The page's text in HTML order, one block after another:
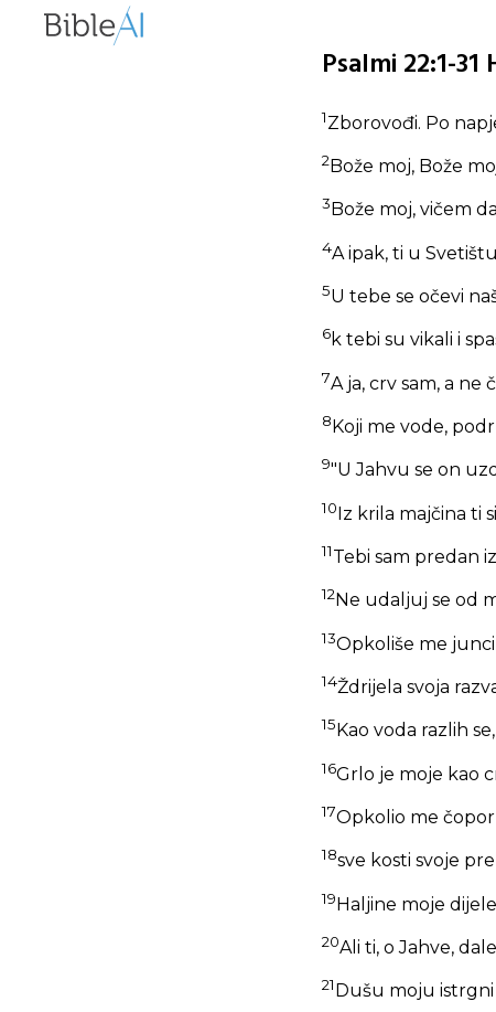
Psalmi 22:1-
1Zborovođi. Po
2 Bože moj, Bože
3 Bože moj, vičem
4A ipak, ti u
5U tebe se očevi
6k tebi su vikali i
7A ja, crv sam, a
8 Koji me vode,
9"U Jahvu se on
10Iz krila majčina ti
11Tebi sam predan
12Ne udaljuj se od
13Opkoliše me
14Ždrijela svoja
15 Kao voda razlih
16Grlo je moje kao
17Opkolio me
18sve kosti svoje
19Haljine moje
20Ali ti, o Jahve,
21 Dušu moju istrgni